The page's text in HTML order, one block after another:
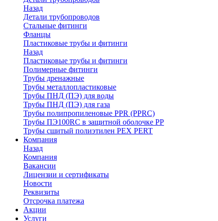
Назад
Детали трубопроводов
Стальные фитинги
Фланцы
Пластиковые трубы и фитинги
Назад
Пластиковые трубы и фитинги
Полимерные фитинги
Трубы дренажные
Трубы металлопластиковые
Трубы ПНД (ПЭ) для воды
Трубы ПНД (ПЭ) для газа
Трубы полипропиленовые PPR (PPRC)
Трубы ПЭ100RC в защитной оболочке PP
Трубы сшитый полиэтилен PEX PERT
Компания
Назад
Компания
Вакансии
Лицензии и сертификаты
Новости
Реквизиты
Отсрочка платежа
Акции
Услуги